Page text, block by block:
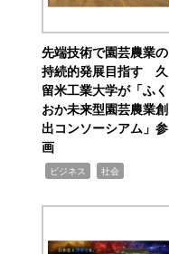
先端技術で園芸農業の
持続的発展目指す 久
留米工業大学が「ふく
おか未来型園芸農業創
出コンソーシアム」参
画
ビジネス 社会